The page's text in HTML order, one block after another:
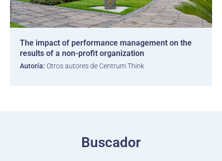
The impact of performance management on the
results of a non-profit organization
Autoría: Otros autores de Centrum Think
Buscador